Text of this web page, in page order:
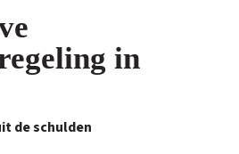
in
de schulden